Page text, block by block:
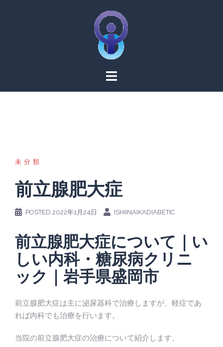
未分類
前立腺肥大症
POSTED 2022年1月24日 ISHIINAIKADIABETIC
前立腺肥大症について｜い
しい内科・糖尿病クリニ
ック｜岩手県盛岡市
前立腺肥大症は主に泌尿器科で治療しますが、軽症であ
れば内科でも治療を行います。
当院の前立腺肥大症の治療について紹介します。